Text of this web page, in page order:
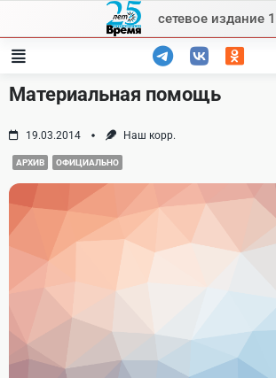
content
сетевое издание
Материальная помощь
19.03.2014 Наш корр.
АРХИВ ОФИЦИАЛЬНО